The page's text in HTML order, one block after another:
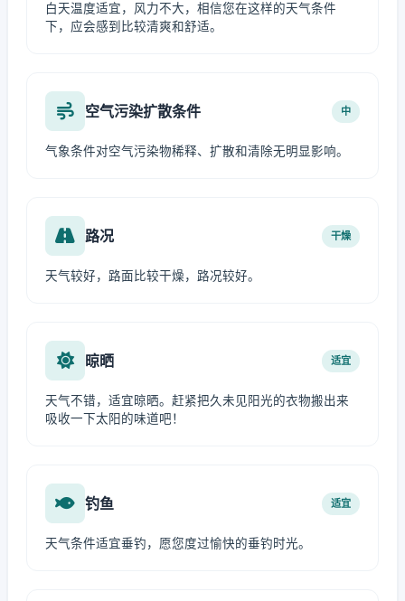
白天温度适宜，风力不大，相信您在这样的天气条件
下，应会感到比较清爽和舒适。
空气污染扩散条件 中
气象条件对空气污染物稀释、扩散和清除无明显影响。
路况 干燥
天气较好，路面比较干燥，路况较好。
晾晒 适宜
天气不错，适宜晾晒。赶紧把久未见阳光的衣物搬出来
吸收一下太阳的味道吧！
钓鱼 适宜
天气条件适宜垂钓，愿您度过愉快的垂钓时光。